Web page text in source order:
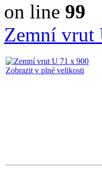
on line 99
Zemní vrut
Zobrazit v plné velikosti